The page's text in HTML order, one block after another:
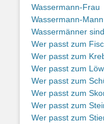
Wassermann-Frau
Wassermann-Mann
Wassermänner
Wer passt zum
Wer passt zum
Wer passt zum
Wer passt zum
Wer passt zum
Wer passt zum
Wer passt zum